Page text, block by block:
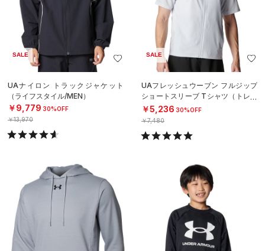
SALE
UAナイロン トラックジャケット
（ライフスタイル/MEN）
￥9,779 30%OFF
￥13,970
SALE
UAフレッシュウーブン フルジップ
ショートスリーブ Tシャツ（トレー
ニング/MEN）
￥5,236 30%OFF
￥7,480